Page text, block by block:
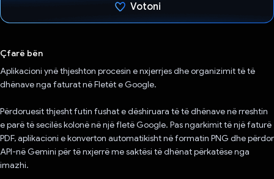
Votoni
Çfarë bën
Aplikacioni ynë thjeshton procesin e nxjerrjes dhe organizimit të të
dhënave nga faturat në Fletët e Google.
Përdoruesit thjesht futin fushat e dëshiruara të të dhënave në rreshtin
e parë të secilës kolonë në një fletë Google. Pas ngarkimit të një faturë
PDF, aplikacioni e konverton automatikisht në formatin PNG dhe përdor
API-në Gemini për të nxjerrë me saktësi të dhënat përkatëse nga
imazhi.